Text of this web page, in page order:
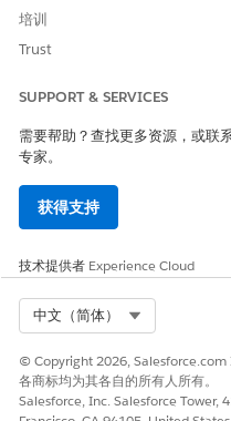
求，分机已配置 5234。
收到通知。
本文章是
培训
Trust
SUPPORT & SERVICES
需要帮助？查找更多资源，或联
专家。
获得支持
技术提供者 Experience Cloud
中文（简体）
© Copyright 2026, Salesforce.com
各商标均为其各自的所有人所有。
Salesforce, Inc. Salesforce Tower,